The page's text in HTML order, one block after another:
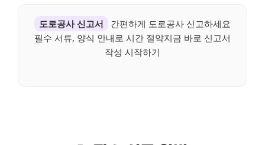
도로공사 신고서
간편하게 도로공사 신고하세요
필수 서류, 양식 안내로 시간 절약지금 바로 신고서
작성 시작하기